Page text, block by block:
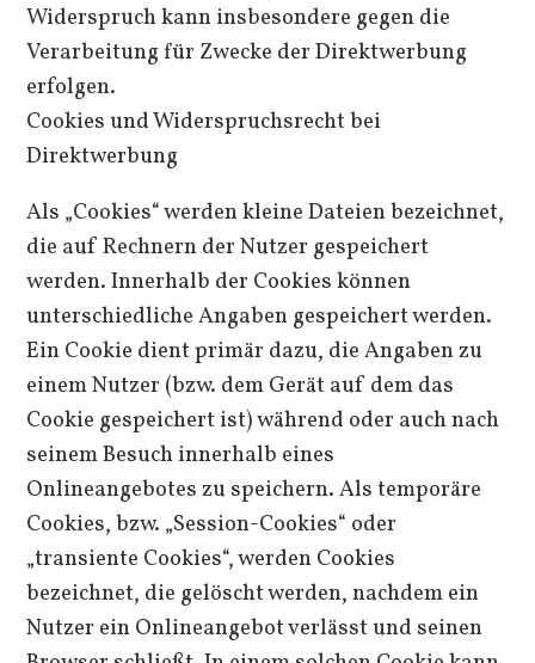
Widerspruch kann insbesondere gegen die
Verarbeitung für Zwecke der Direktwerbung
erfolgen.
Cookies und Widerspruchsrecht bei
Direktwerbung
Als „Cookies“ werden kleine Dateien bezeichnet,
die auf Rechnern der Nutzer gespeichert
werden. Innerhalb der Cookies können
unterschiedliche Angaben gespeichert werden.
Ein Cookie dient primär dazu, die Angaben zu
einem Nutzer (bzw. dem Gerät auf dem das
Cookie gespeichert ist) während oder auch nach
seinem Besuch innerhalb eines
Onlineangebotes zu speichern. Als temporäre
Cookies, bzw. „Session-Cookies“ oder
„transiente Cookies“, werden Cookies
bezeichnet, die gelöscht werden, nachdem ein
Nutzer ein Onlineangebot verlässt und seinen